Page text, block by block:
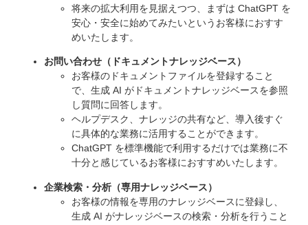
将来の拡大利用を見据えつつ、まずは ChatGPT を
安心・安全に始めてみたいというお客様におすす
めいたします。
お問い合わせ（ドキュメントナレッジベース）
お客様のドキュメントファイルを登録すること
で、生成 AI がドキュメントナレッジベースを参照
し質問に回答します。
ヘルプデスク、ナレッジの共有など、導入後すぐ
に具体的な業務に活用することができます。
ChatGPT を標準機能で利用するだけでは業務に不
十分と感じているお客様におすすめいたします。
企業検索・分析（専用ナレッジベース）
お客様の情報を専用のナレッジベースに登録し、
生成 AI がナレッジベースの検索・分析を行うこと